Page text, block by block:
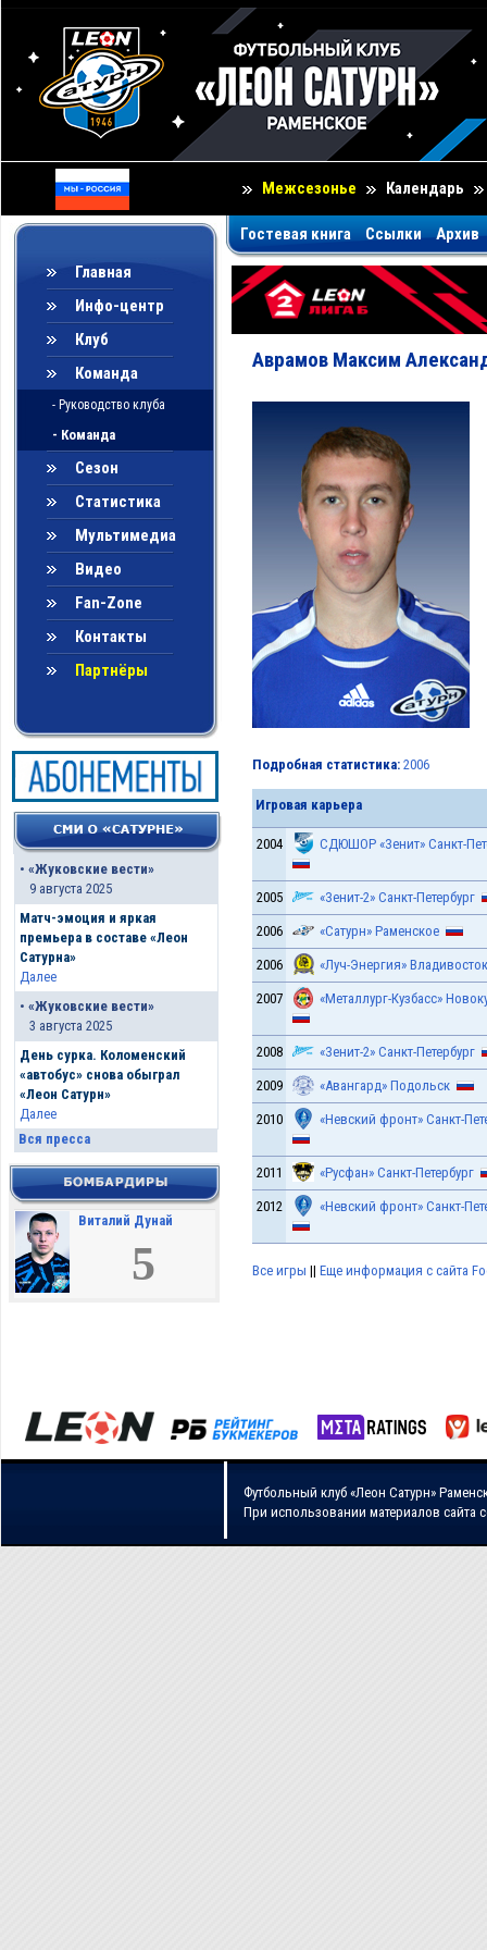
Межсезонье Календарь
Главная
Инфо-центр
Клуб
Команда
- Руководство клуба
- Команда
Сезон
Статистика
Мультимедиа
Видео
Fan-Zone
Контакты
Партнёры
• «Жуковские вести»
9 августа 2025
Матч-эмоция и яркая
премьера в составе «Леон
Сатурна»
Далее
• «Жуковские вести»
3 августа 2025
День сурка. Коломенский
«автобус» снова обыграл
«Леон Сатурн»
Далее
Вся пресса
Виталий Дунай
5
Гостевая книга Ссылки Архив
Аврамов Максим
Подробная статистика: 2006
Игровая карьера
2004 СДЮШОР «Зенит» Санкт-
2005 «Зенит-2» Санкт-Петербург
2006 «Сатурн» Раменское
2006 «Луч-Энергия»
2007 «Металлург-Кузбасс»
2008 «Зенит-2» Санкт-Петербург
2009 «Авангард» Подольск
2010 «Невский фронт» Санкт-
2011 «Русфан» Санкт-Петербург
2012 «Невский фронт» Санкт-
Все игры || Еще информация с сайта
Футбольный клуб «Леон Сатурн»
При использовании материалов сайта